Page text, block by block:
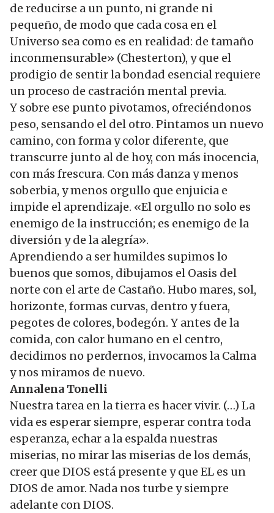
de reducirse a un punto, ni grande ni
pequeño, de modo que cada cosa en el
Universo sea como es en realidad: de tamaño
inconmensurable» (Chesterton), y que el
prodigio de sentir la bondad esencial requiere
un proceso de castración mental previa.
Y sobre ese punto pivotamos, ofreciéndonos
peso, sensando el del otro. Pintamos un nuevo
camino, con forma y color diferente, que
transcurre junto al de hoy, con más inocencia,
con más frescura. Con más danza y menos
soberbia, y menos orgullo que enjuicia e
impide el aprendizaje. «El orgullo no solo es
enemigo de la instrucción; es enemigo de la
diversión y de la alegría».
Aprendiendo a ser humildes supimos lo
buenos que somos, dibujamos el Oasis del
norte con el arte de Castaño. Hubo mares, sol,
horizonte, formas curvas, dentro y fuera,
pegotes de colores, bodegón. Y antes de la
comida, con calor humano en el centro,
decidimos no perdernos, invocamos la Calma
y nos miramos de nuevo.
Annalena Tonelli
Nuestra tarea en la tierra es hacer vivir. (…) La
vida es esperar siempre, esperar contra toda
esperanza, echar a la espalda nuestras
miserias, no mirar las miserias de los demás,
creer que DIOS está presente y que EL es un
DIOS de amor. Nada nos turbe y siempre
adelante con DIOS.